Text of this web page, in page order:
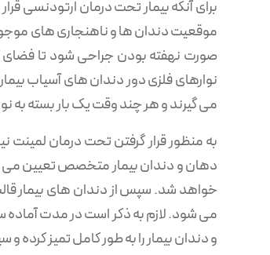
برای آنکه بیمار تحت درمان ارتودنسی
موقعیت دندان ها و ناهنجاری های
صورت نهفته بودن جراحی شود تا
نوارهای فلزی دور دندان های آسیاب
می گیرند و هر چند وقت یک بار بسته به
به منظور قرار گرفتن تحت درمان
دهان و دندان بیمار متخصص تعیین می
خواهد شد. سپس از دندان های بیمار
می ‌شود. لازم به ذکر است در مدت
و دندان بیمار را به طور کامل تمیز کرده